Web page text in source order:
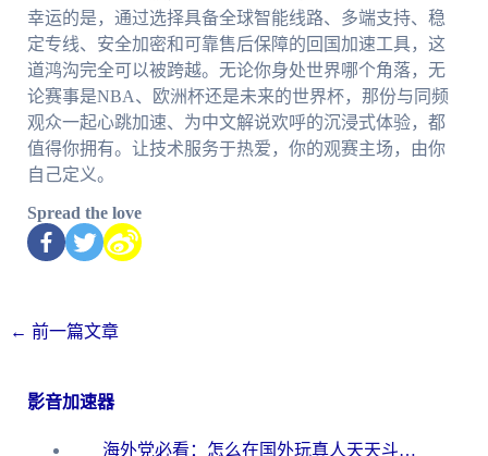
幸运的是，通过选择具备全球智能线路、多端支持、稳
定专线、安全加密和可靠售后保障的回国加速工具，这
道鸿沟完全可以被跨越。无论你身处世界哪个角落，无
论赛事是NBA、欧洲杯还是未来的世界杯，那份与同频
观众一起心跳加速、为中文解说欢呼的沉浸式体验，都
值得你拥有。让技术服务于热爱，你的观赛主场，由你
自己定义。
Spread the love
← 前一篇文章
影音加速器
海外党必看：怎么在国外玩真人天天斗地主？附证券开户、音乐定位修改全攻略